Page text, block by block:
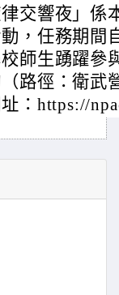
交響夜」係
，任務期間
師生踴躍參
路徑：衛
：https://